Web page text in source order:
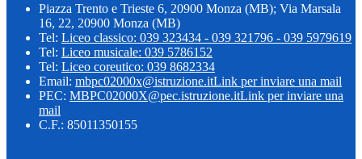
Piazza Trento e Trieste 6, 20900 Monza (MB); Via Marsala
16, 22, 20900 Monza (MB)
Tel: Liceo classico: 039 323434 - 039 321796 - 039 5979619
Tel: Liceo musicale: 039 5786152
Tel: Liceo coreutico: 039 8682334
Email: mbpc02000x@istruzione.itLink per inviare una mail
PEC: MBPC02000X@pec.istruzione.itLink per inviare una
mail
C.F.: 85011350155